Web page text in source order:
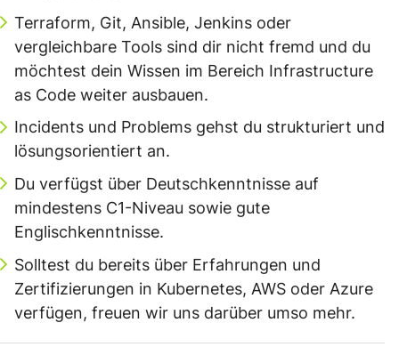
Terraform, Git, Ansible, Jenkins oder
vergleichbare Tools sind dir nicht fremd und du
möchtest dein Wissen im Bereich Infrastructure
as Code weiter ausbauen.
Incidents und Problems gehst du strukturiert und
lösungsorientiert an.
Du verfügst über Deutschkenntnisse auf
mindestens C1-Niveau sowie gute
Englischkenntnisse.
Solltest du bereits über Erfahrungen und
Zertifizierungen in Kubernetes, AWS oder Azure
verfügen, freuen wir uns darüber umso mehr.